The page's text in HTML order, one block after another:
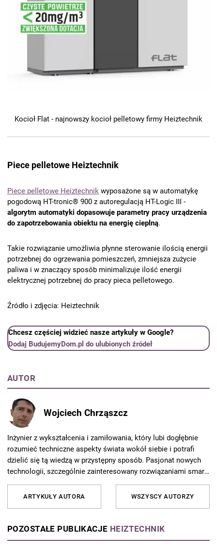
Kocioł Flat - najnowszy kocioł pelletowy firmy Heiztechnik
Piece pelletowe Heiztechnik
Piece pelletowe Heiztechnik wyposażone są w automatykę
pogodową HT-tronic® 900 z autoregulacją HT-Logic III -
algorytm automatyki dopasowuje parametry pracy urządzenia
do zapotrzebowania obiektu na energię cieplną.
Takie rozwiązanie umożliwia płynne sterowanie ilością energii
potrzebnej do ogrzewania pomieszczeń, zmniejsza zużycie
paliwa i w znaczący sposób minimalizuje ilość energii
elektrycznej potrzebnej do pracy pieca pelletowego.
Źródło i zdjęcia: Heiztechnik
Chcesz częściej widzieć nasze artykuły w Google?
Dodaj BudujemyDom.pl do ulubionych źródeł
AUTOR
Wojciech Chrząszcz
Inżynier z wykształcenia i zamiłowania, który lubi dogłębnie
rozumieć techniczne aspekty świata wokół siebie i potrafi
dzielić się tą wiedzą w przystępny sposób. Pasjonat nowych
technologii, szczególnie zainteresowany rozwiązaniami smart
home i automatyką budynkową, o których chętnie czyta i
pisze. Jako właściciel domu z ogrodem, na co dzień weryfikuje
nieruchomości.
ARTYKUŁY AUTORA WSZYSCY AUTORZY
POZOSTAŁE PUBLIKACJE HEIZTECHNIK